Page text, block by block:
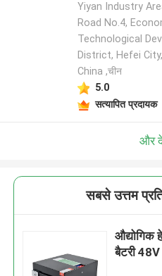
Yiyan Industry
Road No.4,
Technological
District, Hefei
China ,चीन
5.0
सत्यापित प्रदायक
और
सबसे उत्तम
औद्योगिक
बैटरी